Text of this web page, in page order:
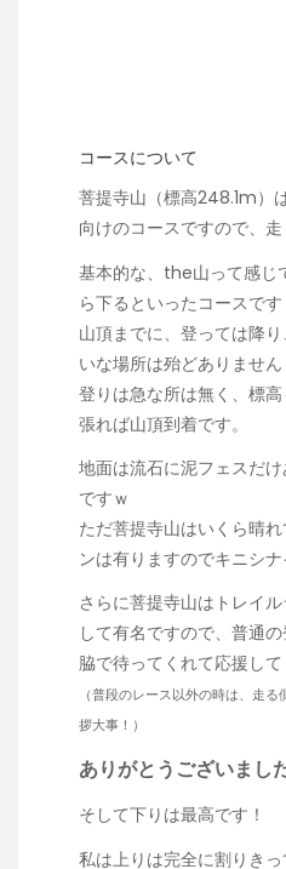
コースについて
菩提寺山（標高248.1m）
向けのコースですので、走
基本的な、the山って感じ
ら下るといったコースです
山頂までに、登っては降
いな場所は殆どありません
登りは急な所は無く、標
張れば山頂到着です。
地面は流石に泥フェスだ
ですｗ
ただ菩提寺山はいくら晴
ンは有りますのでキニシナ
さらに菩提寺山はトレイ
して有名ですので、普通の
脇で待ってくれて応援して
（普段のレース以外の時は、走
拶大事！）
ありがとうございまし
そして下りは最高です！
私は上りは完全に割りき